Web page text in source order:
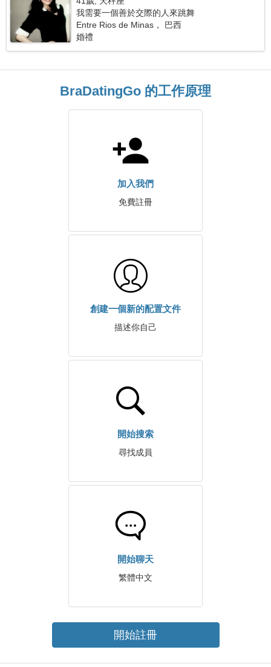
我需要一個善於交際的人來跳舞
Entre Rios de Minas， 巴西
婚禮
BraDatingGo 的工作原理
加入我們
免費註冊
創建一個新的配置文件
描述你自己
開始搜索
尋找成員
開始聊天
繁體中文
開始註冊